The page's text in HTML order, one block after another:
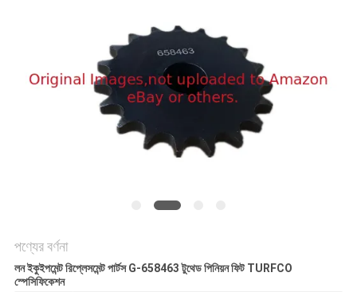
PRIVACY
পণ্যের বর্ণনা
লন ইকুইপমেন্ট রিপ্লেসমেন্ট পার্টস G-658463 টুথেড পিনিয়ন ফিট TURFCO
স্পেসিফিকেশন